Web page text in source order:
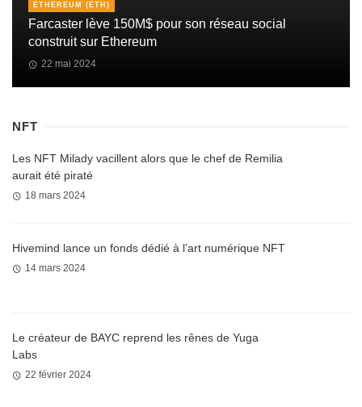
ETHEREUM (ETH)
Farcaster lève 150M$ pour son réseau social
construit sur Ethereum
22 mai 2024
NFT
Les NFT Milady vacillent alors que le chef de Remilia
aurait été piraté
18 mars 2024
Hivemind lance un fonds dédié à l’art numérique NFT
14 mars 2024
Le créateur de BAYC reprend les rênes de Yuga
Labs
22 février 2024